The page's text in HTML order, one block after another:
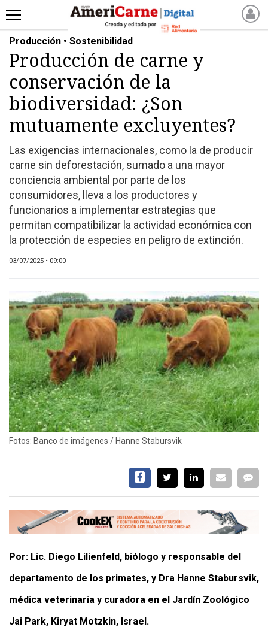
INICIO
NOTICIAS RECIENTES
NOTICIAS
ARTICULOS
PRODUCCIÓN
PROCESO
PRODUCTO
NUEVOS PRODUCTOS
MARKETPLACE
REVISTAS
REVISTAS
CATÁLOGO DE CORTES
DE CARNE VACUNA
CAPACITACIONES
DIRECTORIO
CALENDARIO
MEDIA KIT
TEMAS DESTACADOS
CARNE
FRIGORIFICO
VACAS
INVESTIGACIÓN
AGRO
PREMIO
SERVICIOS
Producción • Sostenibilidad
Producción de carne y
conservación de la
biodiversidad: ¿Son
mutuamente excluyentes?
Las exigencias internacionales, como la de producir
carne sin deforestación, sumado a una mayor
conciencia ambiental por parte de los
consumidores, lleva a los productores y
funcionarios a implementar estrategias que
permitan compatibilizar la actividad económica con
la protección de especies en peligro de extinción.
03/07/2025 • 09:00
Fotos: Banco de imágenes / Hanne Stabursvik
Por: Lic. Diego Lilienfeld, biólogo y responsable del
departamento de los primates, y Dra Hanne Stabursvik,
médica veterinaria y curadora en el Jardín Zoológico
Jai Park, Kiryat Motzkin, Israel.